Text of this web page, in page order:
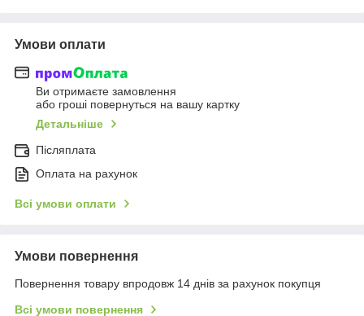
Умови оплати
Ви отримаєте замовлення
або гроші повернуться на вашу картку
Детальніше
Післяплата
Оплата на рахунок
Всі умови оплати
Умови повернення
Повернення товару впродовж 14 днів за рахунок покупця
Всі умови повернення